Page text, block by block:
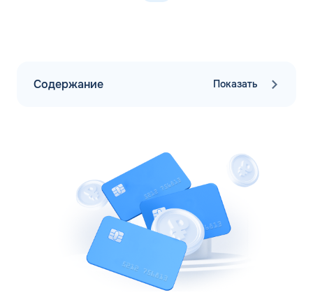
Содержание Показать
ЗАКАЗАТЬ
ОБРАТНЫЙ ЗВОНОК